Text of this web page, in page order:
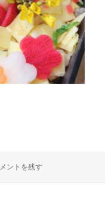
142320 に
ントを残す